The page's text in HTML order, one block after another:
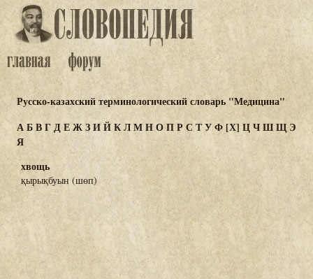
Русско-казахский терминологический словарь "Медицина"
АБВГДЕЖЗИЙКЛМНОПРСТУФ[Х] ЦЧШЩ Э
Я
хвощь
қырықбуын (шөп)